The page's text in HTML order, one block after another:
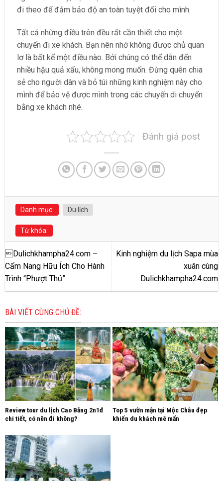
đi theo để đảm bảo độ an toàn tuyệt đối cho mình.
Tất cả những điều trên đều rất cần thiết cho một
chuyến đi xe khách. Bạn nên nhớ không được chủ quan
lơ là bất kể một điều nào. Bởi chúng có thể dẫn đến
nhiều hậu quả xấu, không mong muốn. Đừng quên chia
sẻ cho người dân và bỏ túi những kinh nghiệm này cho
mình để bảo vệ được mình trong các chuyến di chuyển
bằng xe khách nhé.
Đánh giá post
Danh mục: Du lịch
Từ khóa:
Dulichkhampha24.com –
Cẩm Nang Hữu Ích Cho Hành
Trình “Phượt Thủ”
Kinh nghiệm du lịch Sapa mùa
xuân cùng
Dulichkhampha24.com
BÀI VIẾT CÙNG CHỦ ĐỀ:
Review tour du lịch Cao Bằng 2n1đ
chi tiết, có nên đi không?
Top 5 vườn mận tại Mộc Châu đẹp
khiến du khách mê mẩn